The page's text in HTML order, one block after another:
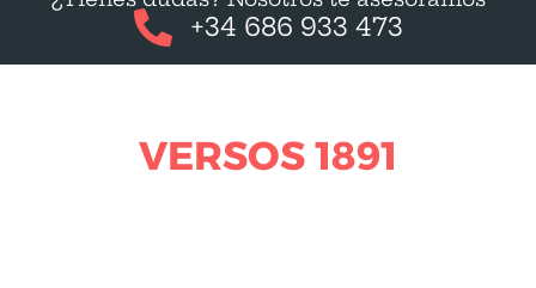
+34 686 933 473
VERSOS 1891